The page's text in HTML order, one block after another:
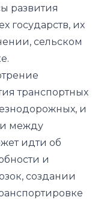
развития
государств, их
сельском
транспортных
и
между
идти об
и
создании